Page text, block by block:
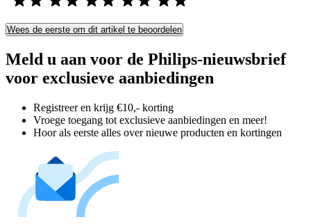
Wees de eerste om dit artikel te beoordelen
Meld u aan voor de Philips-nieuwsbrief
voor exclusieve aanbiedingen
Registreer en krijg €10,- korting
Vroege toegang tot exclusieve aanbiedingen en meer!
Hoor als eerste alles over nieuwe producten en kortingen